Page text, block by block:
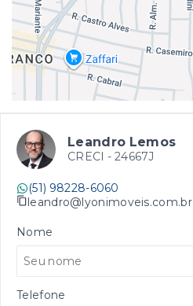
Leandro Lemos
CRECI - 24667J
(51) 98228-6060
leandro@lyonimoveis.com.br
Nome
Telefone